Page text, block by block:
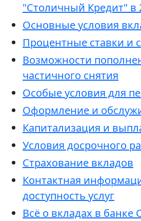
"Столичный Кредит" в
Основные условия
Процентные ставки и
Возможности
частичного снятия
Особые условия для
Оформление и
Капитализация и
Условия досрочного
Страхование вкладов
Контактная
доступность услуг
Всё о вкладах в банке